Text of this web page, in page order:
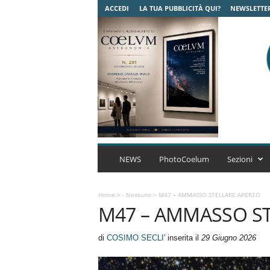
ACCEDI LA TUA PUBBLICITÀ QUI?
C
u
m
A
r
NEWS PhotoCoelum Sezioni
Home > - Nessuno> M47 – AMMASSO STELLARE APERTO
M47 – AMMASSO
di COSIMO SECLI'inserita il 29 Giugno 2026